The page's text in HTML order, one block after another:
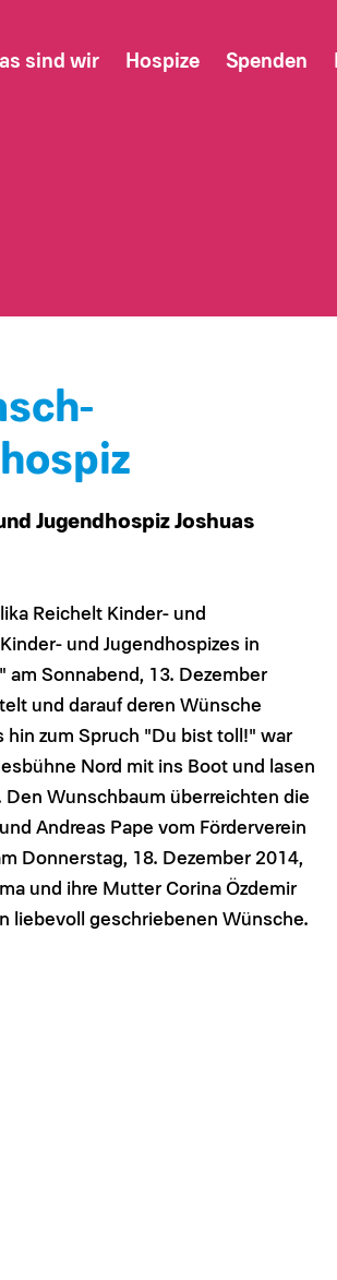
Jugendhospiz Joshuas
Reichelt Kinder- und
und Jugendhospizes in
Sonnabend, 13. Dezember
und darauf deren Wünsche
hin zum Spruch "Du bist toll!" war
Nord mit ins Boot und lasen
Wunschbaum überreichten die
Andreas Pape vom Förderverein
Donnerstag, 18. Dezember 2014,
und ihre Mutter Corina Özdemir
liebevoll geschriebenen Wünsche.
sind wir Hospize Spenden